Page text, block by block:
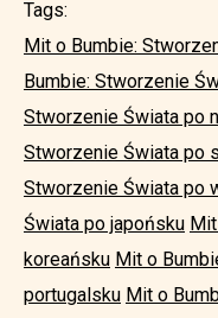
Tags:
Mit o Bumbie:
Bumbie: Stworzenie
Stworzenie Świata po
Stworzenie Świata po
Stworzenie Świata po
Świata po japońsku
koreańsku Mit o
portugalsku Mit o